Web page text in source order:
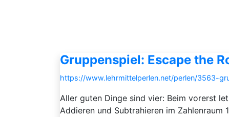
Gruppenspiel: Escape the
https://www.lehrmittelperlen.net/perlen/3563-
Aller guten Dinge sind vier: Beim vorerst
Addieren und Subtrahieren im